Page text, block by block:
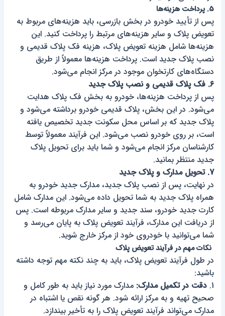
5. پرداخت هزینه‌ها
پس از تأیید خودرو در بخش بازرسی، باید هزینه‌های مربوط به
تعویض پلاک و سایر هزینه‌های مرتبط را پرداخت کنید. این
هزینه‌ها شامل هزینه تعویض پلاک، هزینه فک پلاک قدیمی و
نصب پلاک جدید است. پرداخت هزینه‌ها معمولاً از طریق
دستگاه‌های کارتخوان موجود در مرکز انجام می‌شود.
6. فک پلاک قدیمی و نصب پلاک جدید
پس از پرداخت هزینه‌ها، خودرو به بخش فک پلاک هدایت
می‌شود. در این بخش، پلاک قدیمی خودرو برداشته می‌شود و
پلاک جدید که بر اساس محل سکونت جدید تخصیص یافته
است، بر روی خودرو نصب می‌شود. این فرآیند معمولاً توسط
کارشناسان مرکز انجام می‌شود و شما باید برای تحویل پلاک
جدید منتظر بمانید.
7. تحویل مدارک و پلاک جدید
در نهایت، پس از نصب پلاک جدید، مدارک جدید خودرو به
همراه پلاک جدید به شما تحویل داده می‌شود. این مدارک شامل
کارت جدید خودرو، سند جدید و سایر مدارک مربوطه است. پس
از دریافت این مدارک، فرآیند تعویض پلاک به پایان می‌رسد و
شما می‌توانید با خودروی خود از مرکز خارج شوید.
نکات مهم در فرآیند تعویض پلاک
در طول فرآیند تعویض پلاک، باید به چند نکته مهم توجه داشته
باشید:
1. دقت در تکمیل مدارک: مدارک مورد نیاز باید به طور کامل و
صحیح تهیه و به مرکز ارائه شود. هر گونه نقص یا اشتباه در
مدارک می‌تواند فرآیند تعویض پلاک را به تأخیر بیندازد.